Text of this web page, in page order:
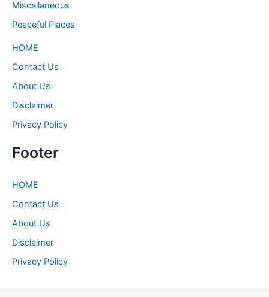
Miscellaneous
Peaceful Places
HOME
Contact Us
About Us
Disclaimer
Privacy Policy
Footer
HOME
Contact Us
About Us
Disclaimer
Privacy Policy